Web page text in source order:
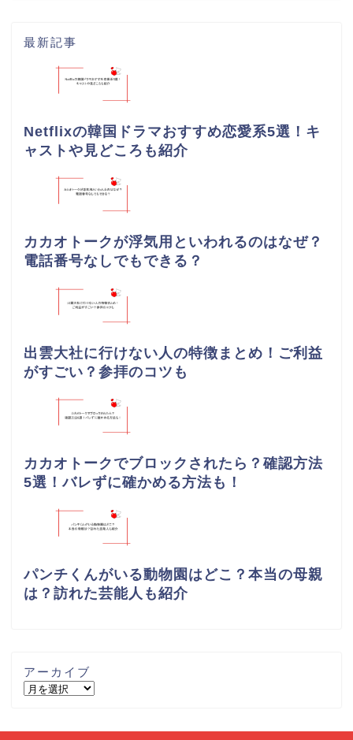
最新記事
Netflixの韓国ドラマおすすめ恋愛系5選！キ
ャストや見どころも紹介
カカオトークが浮気用といわれるのはなぜ？
電話番号なしでもできる？
出雲大社に行けない人の特徴まとめ！ご利益
がすごい？参拝のコツも
カカオトークでブロックされたら？確認方法
5選！バレずに確かめる方法も！
パンチくんがいる動物園はどこ？本当の母親
は？訪れた芸能人も紹介
アーカイブ